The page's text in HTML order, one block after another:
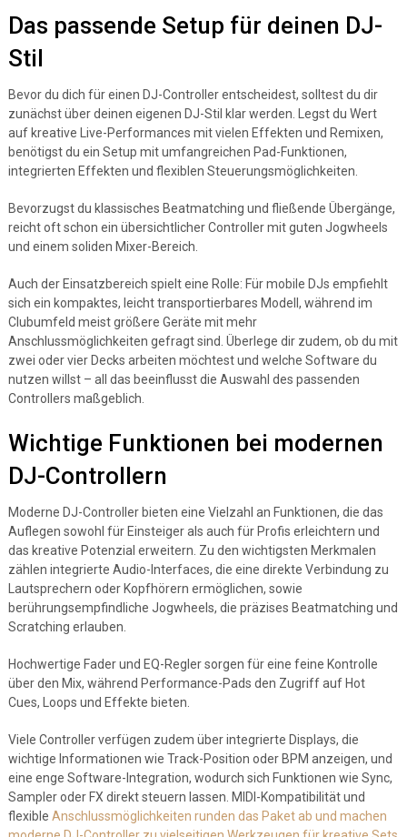
Das passende Setup für deinen DJ-
Stil
Bevor du dich für einen DJ-Controller entscheidest, solltest du dir
zunächst über deinen eigenen DJ-Stil klar werden. Legst du Wert
auf kreative Live-Performances mit vielen Effekten und Remixen,
benötigst du ein Setup mit umfangreichen Pad-Funktionen,
integrierten Effekten und flexiblen Steuerungsmöglichkeiten.
Bevorzugst du klassisches Beatmatching und fließende Übergänge,
reicht oft schon ein übersichtlicher Controller mit guten Jogwheels
und einem soliden Mixer-Bereich.
Auch der Einsatzbereich spielt eine Rolle: Für mobile DJs empfiehlt
sich ein kompaktes, leicht transportierbares Modell, während im
Clubumfeld meist größere Geräte mit mehr
Anschlussmöglichkeiten gefragt sind. Überlege dir zudem, ob du mit
zwei oder vier Decks arbeiten möchtest und welche Software du
nutzen willst – all das beeinflusst die Auswahl des passenden
Controllers maßgeblich.
Wichtige Funktionen bei modernen
DJ-Controllern
Moderne DJ-Controller bieten eine Vielzahl an Funktionen, die das
Auflegen sowohl für Einsteiger als auch für Profis erleichtern und
das kreative Potenzial erweitern. Zu den wichtigsten Merkmalen
zählen integrierte Audio-Interfaces, die eine direkte Verbindung zu
Lautsprechern oder Kopfhörern ermöglichen, sowie
berührungsempfindliche Jogwheels, die präzises Beatmatching und
Scratching erlauben.
Hochwertige Fader und EQ-Regler sorgen für eine feine Kontrolle
über den Mix, während Performance-Pads den Zugriff auf Hot
Cues, Loops und Effekte bieten.
Viele Controller verfügen zudem über integrierte Displays, die
wichtige Informationen wie Track-Position oder BPM anzeigen, und
eine enge Software-Integration, wodurch sich Funktionen wie Sync,
Sampler oder FX direkt steuern lassen. MIDI-Kompatibilität und
flexible Anschlussmöglichkeiten runden das Paket ab und machen